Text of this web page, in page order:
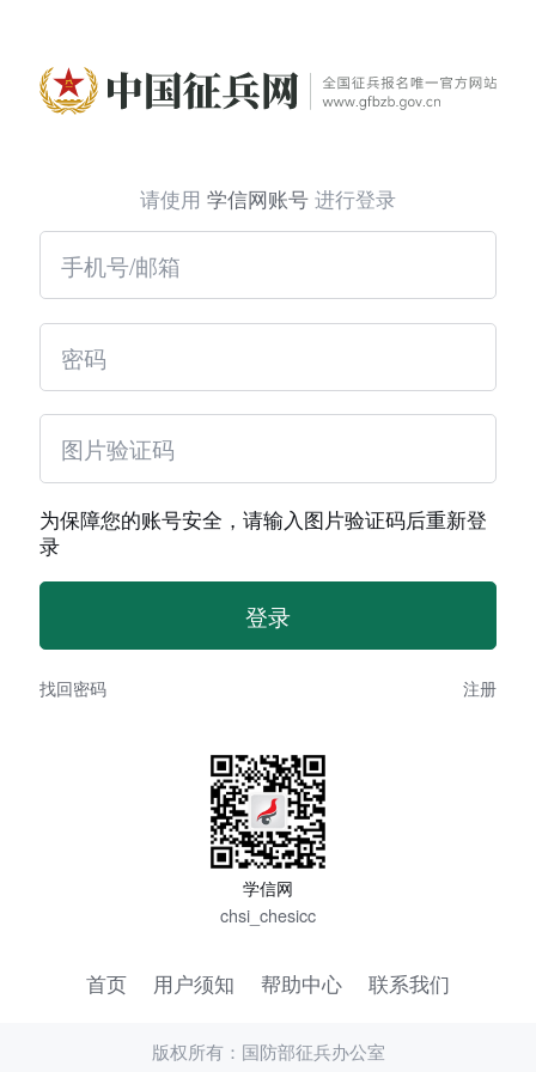
请使用 学信网账号 进行登录
为保障您的账号安全，请输入图片验证码后重新登
录
找回密码 注册
学信网
chsi_chesicc
首页 用户须知 帮助中心 联系我们
版权所有：国防部征兵办公室